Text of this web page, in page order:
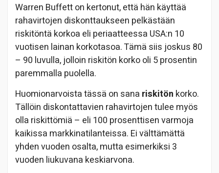
Warren Buffett on kertonut, että hän käyttää
rahavirtojen diskonttaukseen pelkästään
riskitöntä korkoa eli periaatteessa USA:n 10
vuotisen lainan korkotasoa. Tämä siis joskus 80
– 90 luvulla, jolloin riskitön korko oli 5 prosentin
paremmalla puolella.
Huomionarvoista tässä on sana riskitön korko.
Tällöin diskontattavien rahavirtojen tulee myös
olla riskittömiä – eli 100 prosenttisen varmoja
kaikissa markkinatilanteissa. Ei välttämättä
yhden vuoden osalta, mutta esimerkiksi 3
vuoden liukuvana keskiarvona.